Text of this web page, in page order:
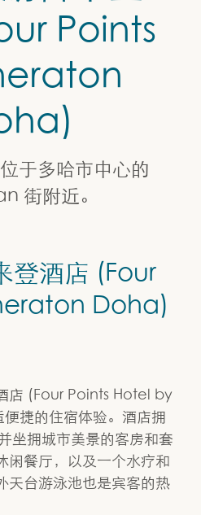
Points by Sheraton Doha)
Points
于多哈市中心的
街附近。
登酒店 (Four
Doha)
据为
店 (Four Points Hotel by
捷的住宿体验。酒店拥
坐拥城市美景的客房和套
闲餐厅，以及一个水疗和
天台游泳池也是宾客的热